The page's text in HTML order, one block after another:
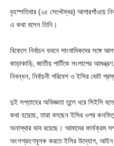
বৃহস্পতিবার (২৫ সেপ্টেম্বর) আগারগাঁওয়ে
এ কথা বলেন তিনি।
বিকেলে নির্বাচন ভবনে সাংবাদিকদের সঙ্গে
কাড়াকাড়ি, জাতীয় পার্টিকে সংলাপের
নিবন্ধন, নির্বাচনী পরিবেশ ও ইসির ভোট
দুই সপ্তাহের অভিজ্ঞতা তুলে ধরে সিইসি
কথা হয়েছে, তারা বলছেন ইসির ওপর
অনাস্থার ভাব রয়েছে। আমাদের কার্যক্রম
অংশগ্রহণমূলক করতে ইসির উদ্যোগ, আইন